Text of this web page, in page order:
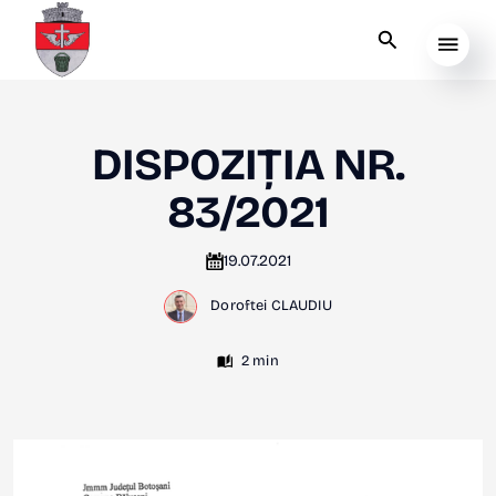
DISPOZIȚIA NR.
83/2021
19.07.2021
Doroftei CLAUDIU
2 min